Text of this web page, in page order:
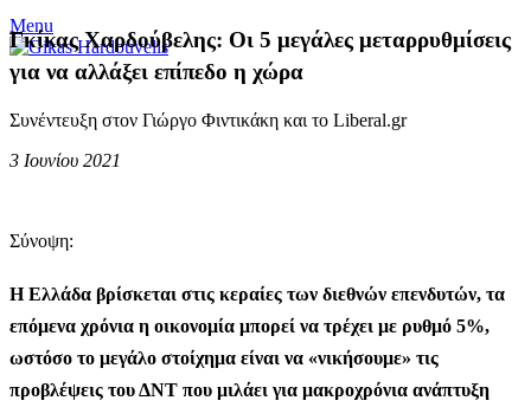
Menu
Γκίκας Χαρδούβελης: Οι 5 μεγάλες μεταρρυθμίσεις
για να αλλάξει επίπεδο η χώρα
Συνέντευξη στον Γιώργο Φιντικάκη και το Liberal.gr
3 Ιουνίου 2021
Σύνοψη:
Η Ελλάδα βρίσκεται στις κεραίες των διεθνών επενδυτών, τα
επόμενα χρόνια η οικονομία μπορεί να τρέχει με ρυθμό 5%,
ωστόσο το μεγάλο στοίχημα είναι να «νικήσουμε» τις
προβλέψεις του ΔΝΤ που μιλάει για μακροχρόνια ανάπτυξη